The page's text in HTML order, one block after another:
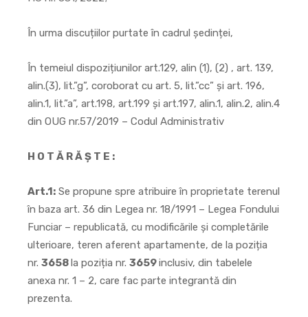
În urma discuțiilor purtate în cadrul ședinței,
În temeiul dispozițiunilor art.129, alin (1), (2) , art. 139,
alin.(3), lit.”g”, coroborat cu art. 5, lit.”cc” și art. 196,
alin.1, lit.”a”, art.198, art.199 și art.197, alin.1, alin.2, alin.4
din OUG nr.57/2019 – Codul Administrativ
H O T Ă R Ă Ș T E :
Art.1: Se propune spre atribuire în proprietate terenul
în baza art. 36 din Legea nr. 18/1991 – Legea Fondului
Funciar – republicată, cu modificările și completările
ulterioare, teren aferent apartamente, de la poziția
nr. 3658la poziția nr. 3659inclusiv, din tabelele
anexa nr. 1 – 2, care fac parte integrantă din
prezenta.